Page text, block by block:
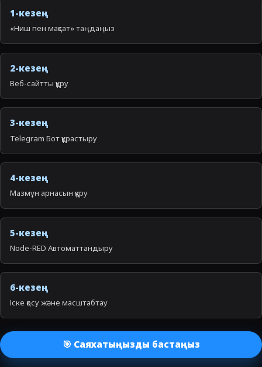
1-кезең
«Ниш пен мақсат» таңдаңыз
2-кезең
Веб-сайтты құру
3-кезең
Telegram Бот құрастыру
4-кезең
Мазмұн арнасын құру
5-кезең
Node-RED Автоматтандыру
6-кезең
Іске қосу және масштабтау
🎯 Саяхатыңызды бастаңыз